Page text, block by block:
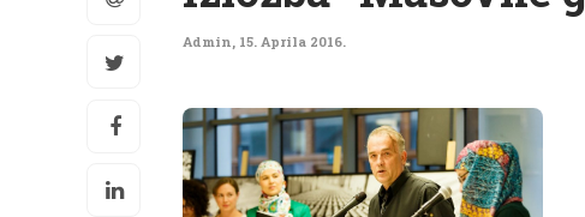
Admin, 15. Aprila 2016.